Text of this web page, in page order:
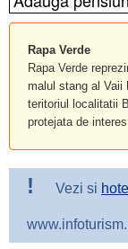
Rapa Verde
Rapa Verde
malul stang al Vaii
teritoriul localitatii
protejata de
! Vezi si